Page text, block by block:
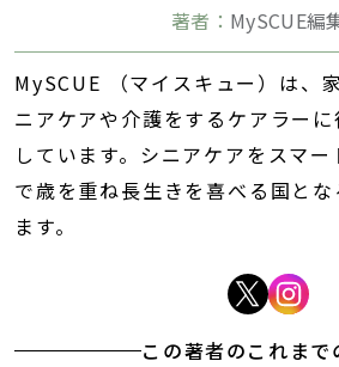
著者： MySCUE編
MySCUE （マイスキュー）は、
ニアケアや介護をするケアラー
しています。シニアケアをスマ
で歳を重ね長生きを喜べる国と
ます。
この著者のこれまで